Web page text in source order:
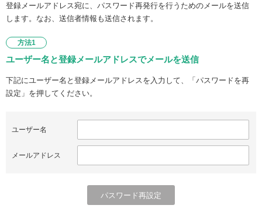
登録メールアドレス宛に、パスワード再発行を行うためのメールを送信
します。なお、送信者情報も送信されます。
方法1
ユーザー名と登録メールアドレスでメールを送信
下記にユーザー名と登録メールアドレスを入力して、「パスワードを再
設定」を押してください。
ユーザー名
メールアドレス